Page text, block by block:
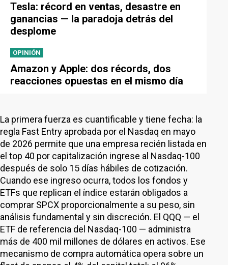
Tesla: récord en ventas, desastre en
ganancias — la paradoja detrás del
desplome
OPINIÓN
Amazon y Apple: dos récords, dos
reacciones opuestas en el mismo día
La primera fuerza es cuantificable y tiene fecha: la
regla Fast Entry aprobada por el Nasdaq en mayo
de 2026 permite que una empresa recién listada en
el top 40 por capitalización ingrese al Nasdaq-100
después de solo 15 días hábiles de cotización.
Cuando ese ingreso ocurra, todos los fondos y
ETFs que replican el índice estarán obligados a
comprar SPCX proporcionalmente a su peso, sin
análisis fundamental y sin discreción. El QQQ — el
ETF de referencia del Nasdaq-100 — administra
más de 400 mil millones de dólares en activos. Ese
mecanismo de compra automática opera sobre un